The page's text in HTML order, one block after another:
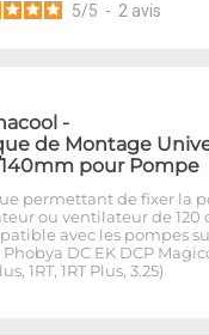
5/5 - 2 avis
-
de Montage
140mm pour Pompe
permettant de fixer la
ou ventilateur de 120
avec les pompes
Phobya DC EK DCP
1RT, 1RT Plus, 3.25)